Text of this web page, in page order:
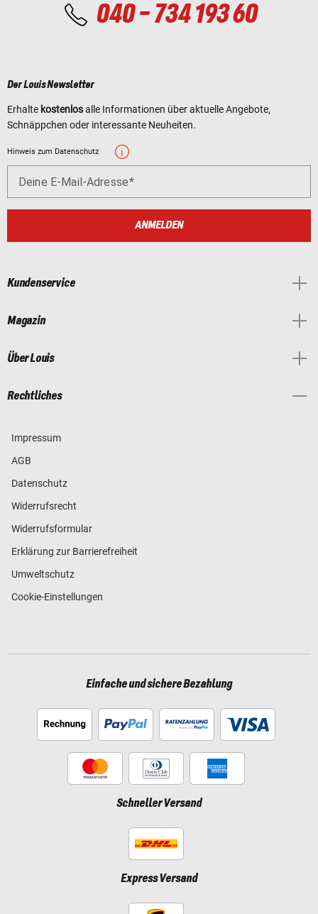
040 - 734 193 60
Der Louis Newsletter
Erhalte kostenlosalle Informationen über aktuelle Angebote,
Schnäppchen oder interessante Neuheiten.
Hinweis zum Datenschutz
Deine E-Mail-Adresse
ANMELDEN
Kundenservice
Magazin
Über Louis
Rechtliches
Impressum
AGB
Datenschutz
Widerrufsrecht
Widerrufsformular
Erklärung zur Barrierefreiheit
Umweltschutz
Cookie-Einstellungen
Einfache und sichere Bezahlung
Schneller Versand
Express Versand